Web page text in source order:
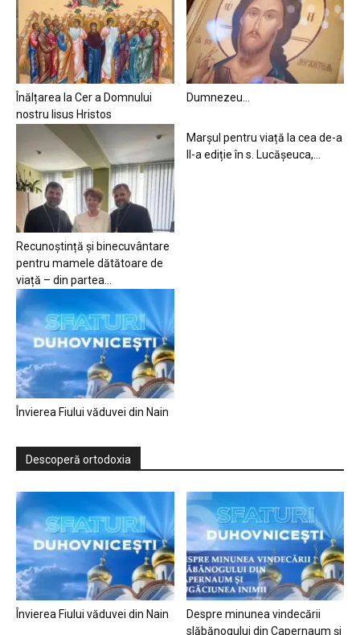
Înălțarea la Cer a Domnului
nostru Iisus Hristos
Dumnezeu…
Recunoștință și binecuvântare
pentru mamele dătătoare de
viață – din partea...
Marșul pentru viață la cea de-a
II-a ediție în s. Lucășeuca,...
Învierea Fiului văduvei din Nain
Descoperă ortodoxia
Învierea Fiului văduvei din Nain
Despre minunea vindecării
slăbănogului din Capernaum și